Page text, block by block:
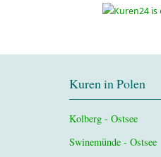
Kuren in Polen
Kolberg - Ostsee
Swinemünde - Ostsee